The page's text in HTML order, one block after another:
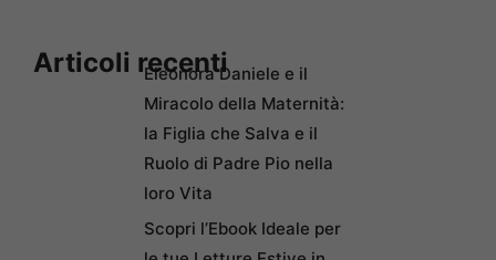
Articoli recentiEleonora Daniele e il
Miracolo della Maternità:
la Figlia che Salva e il
Ruolo di Padre Pio nella
loro Vita
Scopri l’Ebook Ideale per